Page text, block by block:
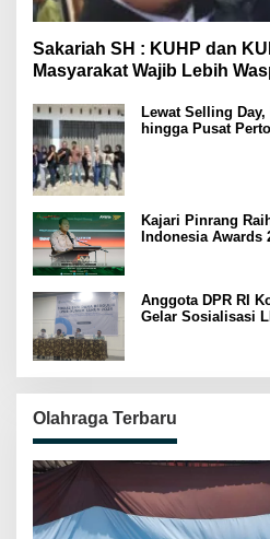
Sakariah SH : KUHP dan
Masyarakat Wajib Lebih
Lewat Selling
hingga Pusat
Kajari Pinrang
Indonesia Awards
Anggota DPR RI
Gelar Sosialisasi
Olahraga Terbaru